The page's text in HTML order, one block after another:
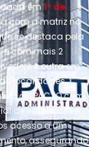
em1º de
com a matriz no
se destaca pela
e com mais 2
e outra em
localidades
da PACTO com
de excelência e
acesso a um
assegurando